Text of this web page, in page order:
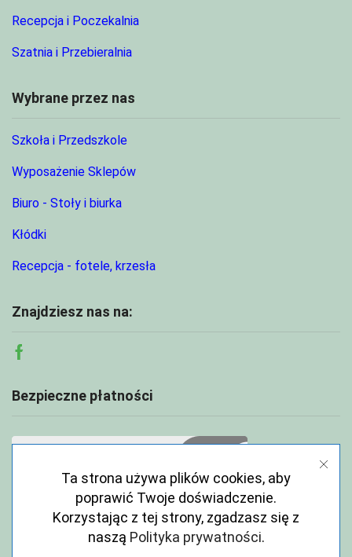
Recepcja i Poczekalnia
Szatnia i Przebieralnia
Wybrane przez nas
Szkoła i Przedszkole
Wyposażenie Sklepów
Biuro - Stoły i biurka
Kłódki
Recepcja - fotele, krzesła
Znajdziesz nas na:
Facebook
Bezpieczne płatności
Ta strona używa plików cookies, aby
poprawić Twoje doświadczenie.
Korzystając z tej strony, zgadzasz się z
naszą Polityka prywatności.